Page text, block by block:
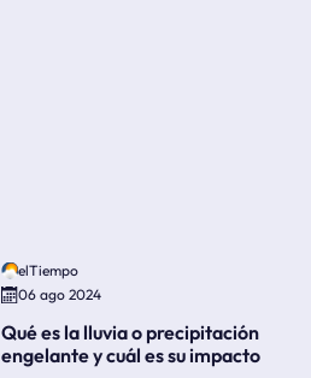
elTiempo
06 ago 2024
Qué es la lluvia o precipitación
engelante y cuál es su impacto